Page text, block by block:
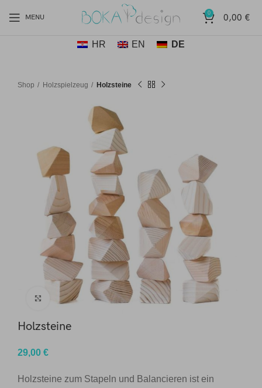
MENU 0 0,00 €
HR EN DE
Shop Holzspielzeug Holzsteine
Click to enlarge
Holzsteine
29,00 €
Holzsteine zum Stapeln und Balancieren ist ein